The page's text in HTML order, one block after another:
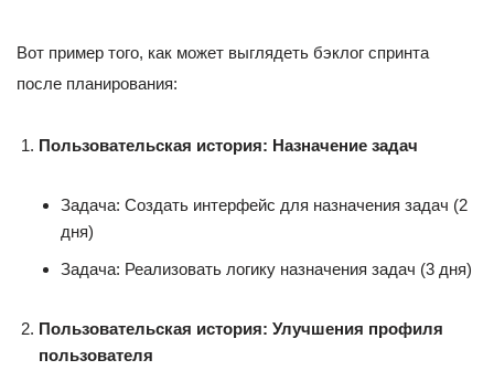
Вот пример того, как может выглядеть бэклог спринта
после планирования:
Пользовательская история: Назначение задач
Задача: Создать интерфейс для назначения задач (2
дня)
Задача: Реализовать логику назначения задач (3 дня)
Пользовательская история: Улучшения профиля
пользователя